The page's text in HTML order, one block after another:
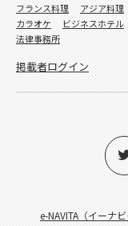
e-NAVITA（イーナ
フランス料理
アジア料理
カラオケ
ビジネスホテル
法律事務所
掲載者ログイン